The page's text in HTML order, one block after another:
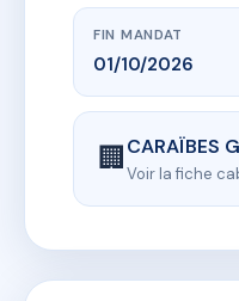
FIN MANDAT
01/10/2026
🏢CARAÏBES
Voir la fiche